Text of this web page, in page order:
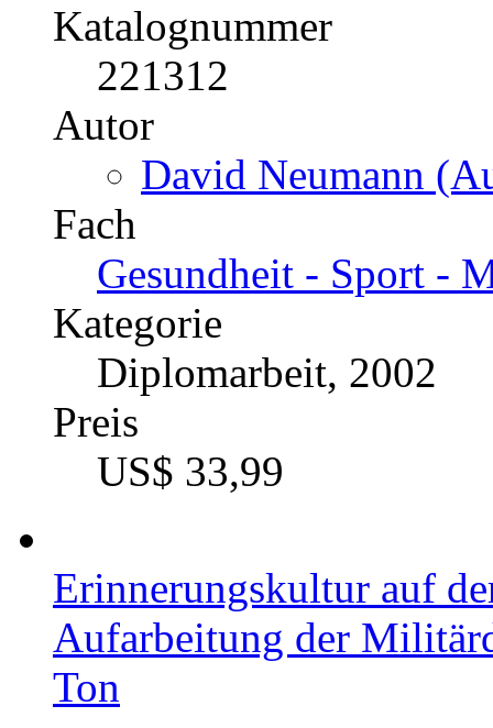
Katalognummer
221312
Autor
David Neumann
Fach
Gesundheit - Sport -
Kategorie
Diplomarbeit, 2002
Preis
US$ 33,99
Erinnerungskultur auf
Aufarbeitung der
Ton